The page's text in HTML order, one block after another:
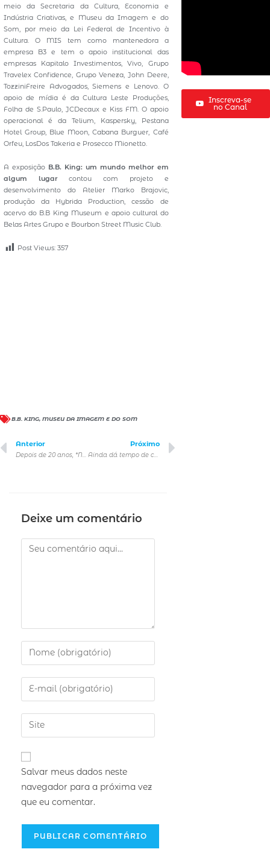
meio da Secretaria da Cultura, Economia e
Indústria Criativas, e Museu da Imagem e do
Som, por meio da Lei Federal de Incentivo à
Cultura. O MIS tem como mantenedora a
empresa B3 e tem o apoio institucional das
empresas Kapitalo Investimentos, Vivo, Grupo
Travelex Confidence, Grupo Veneza, John Deere,
TozziniFreire Advogados, Siemens e Lenovo. O
apoio de mídia é da Cultura Leste Produções,
Folha de S.Paulo, JCDecaux e Kiss FM. O apoio
operacional é da Telium, Kaspersky, Pestana
Hotel Group, Blue Moon, Cabana Burguer, Café
Orfeu, LosDos Takeria e Prosecco Mionetto.
A exposição B.B. King: um mundo melhor em
algum lugarcontou com projeto e
desenvolvimento do Atelier Marko Brajovic,
produção da Hybrida Production, cessão de
acervo do B.B King Museum e apoio cultural do
Belas Artes Grupo e Bourbon Street Music Club.
Post Views: 357
B.B. KING, MUSEU DA IMAGEM E DO SOM
Anterior Próximo
Deixe um comentário
Salvar meus dados neste
navegador para a próxima vez
que eu comentar.
Inscreva-se
no Canal